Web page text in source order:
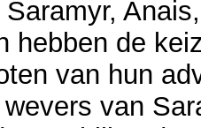
hebben de
van hun
van